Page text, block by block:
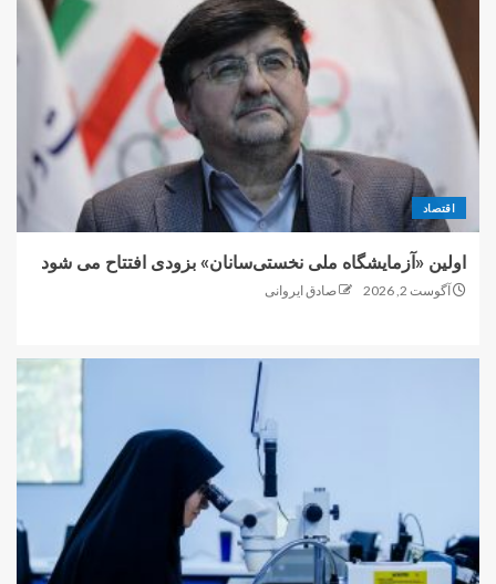
اقتصاد
اولین «آزمایشگاه ملی نخستی‌سانان» بزودی افتتاح می شود
آگوست 2, 2026 صادق ایروانی